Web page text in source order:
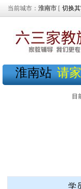
当前城市： 淮南市 [ 切换
淮南站 请
目
学